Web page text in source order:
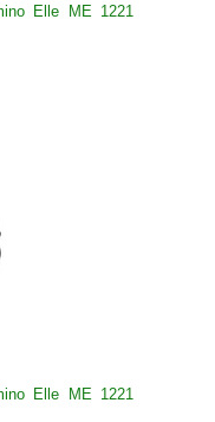
Elle ME 1221
Elle ME 1221